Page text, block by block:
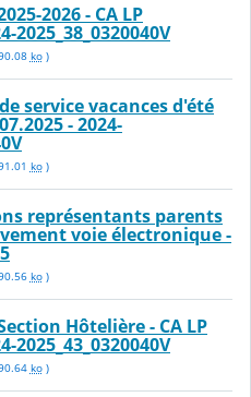
2026 - CA LP
2025_38_0320040V
ko)
service vacances d'été
- 2024-
ko)
représentants parents
voie électronique -
ko)
Hôtelière - CA LP
2025_43_0320040V
ko)